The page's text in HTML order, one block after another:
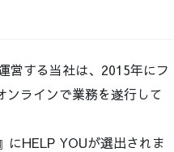
営する当社は、2015年にフ
ラインで業務を遂行して
にHELP YOUが選出されま